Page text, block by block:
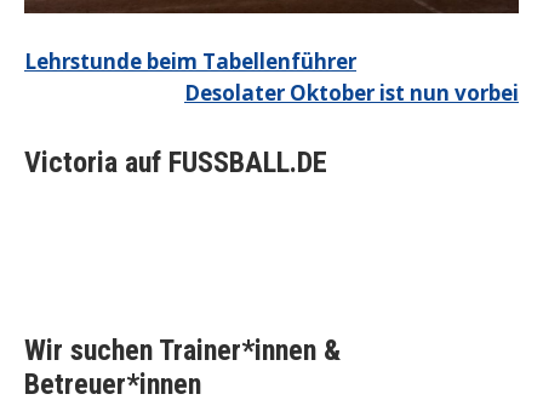
Beitragsnavigation
Lehrstunde beim Tabellenführer
Desolater Oktober ist nun vorbei
Victoria auf FUSSBALL.DE
Wir suchen Trainer*innen &
Betreuer*innen